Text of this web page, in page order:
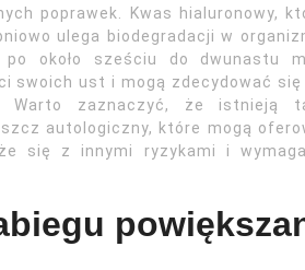
poprawek. Kwas hialuronowy,
ulega biodegradacji w
około sześciu do dwunastu
swoich ust i mogą zdecydować się
Warto zaznaczyć, że istnieją
autologiczny, które mogą
się z innymi ryzykami i